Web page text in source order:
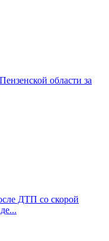
области за
ДТП со скорой